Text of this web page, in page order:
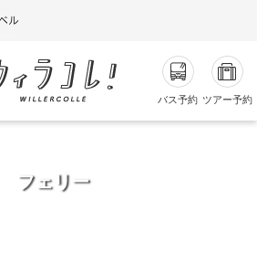
バス予約 ツアー予約
フェリー